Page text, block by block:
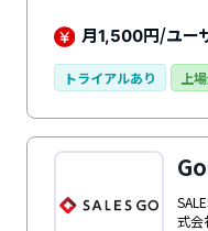
月1,500円/ユー
トライアルあり 上
式会